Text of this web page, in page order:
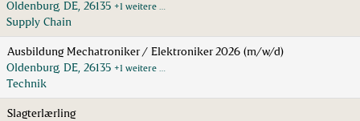
Oldenburg, DE, 26135 +1 weitere …
Supply Chain
Ausbildung Mechatroniker / Elektroniker 2026 (m/w/d)
Oldenburg, DE, 26135 +1 weitere …
Technik
Slagterlærling